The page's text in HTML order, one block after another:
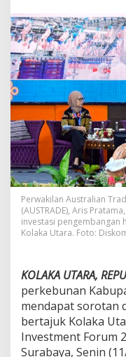
e
r
t
a
r
i
I
v
e
s
t
a
s
H
i
i
s
a
s
i
K
Perwakilan Australian
(AUSTRADE), Aris
investasi pengembangan
Kolaka Utara. Foto:
KOLAKA UTARA,
perkebunan
mendapat sorotan
bertajuk Kolaka
Investment Forum
Surabaya, Senin